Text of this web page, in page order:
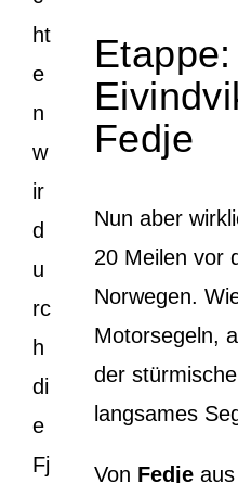
ht
e
n
w
ir
d
u
rc
h
di
e
Fj
Etappe:
Fedje
Nun aber
20 Meilen vor
Norwegen.
Motorsegeln,
der
langsames
Von Fedjeaus